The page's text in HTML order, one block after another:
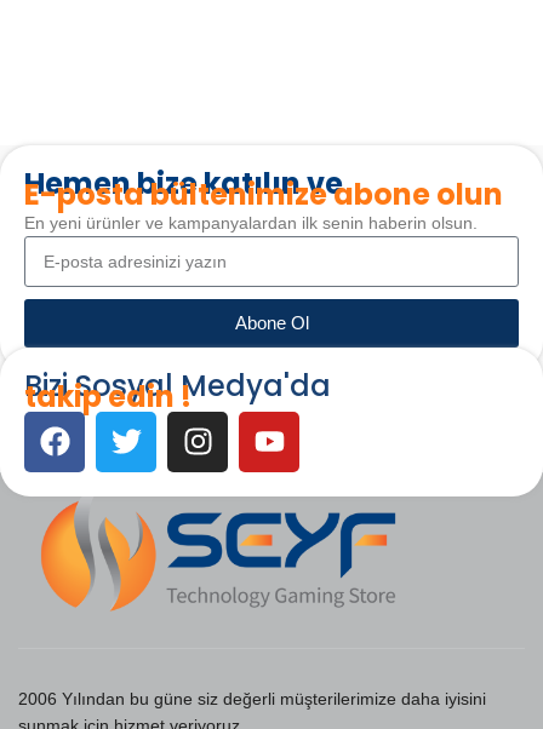
Hemen bize katılın ve
E-posta bültenimize abone olun
En yeni ürünler ve kampanyalardan ilk senin haberin olsun.
Abone Ol
Bizi Sosyal Medya'da
takip edin !
2006 Yılından bu güne siz değerli müşterilerimize daha iyisini